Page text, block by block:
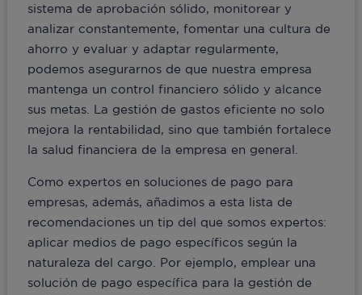
sistema de aprobación sólido, monitorear y
analizar constantemente, fomentar una cultura de
ahorro y evaluar y adaptar regularmente,
podemos asegurarnos de que nuestra empresa
mantenga un control financiero sólido y alcance
sus metas. La gestión de gastos eficiente no solo
mejora la rentabilidad, sino que también fortalece
la salud financiera de la empresa en general.
Como expertos en soluciones de pago para
empresas, además, añadimos a esta lista de
recomendaciones un tip del que somos expertos:
aplicar medios de pago específicos según la
naturaleza del cargo. Por ejemplo, emplear una
solución de pago específica para la gestión de